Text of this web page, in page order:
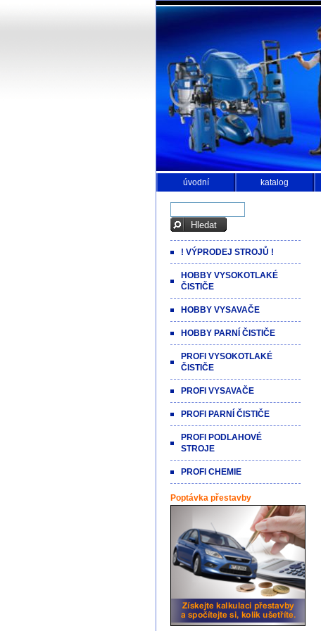
úvodní katalog
! VÝPRODEJ STROJŮ !
HOBBY VYSOKOTLAKÉ
ČISTIČE
HOBBY VYSAVAČE
HOBBY PARNÍ ČISTIČE
PROFI VYSOKOTLAKÉ
ČISTIČE
PROFI VYSAVAČE
PROFI PARNÍ ČISTIČE
PROFI PODLAHOVÉ
STROJE
PROFI CHEMIE
Poptávka přestavby